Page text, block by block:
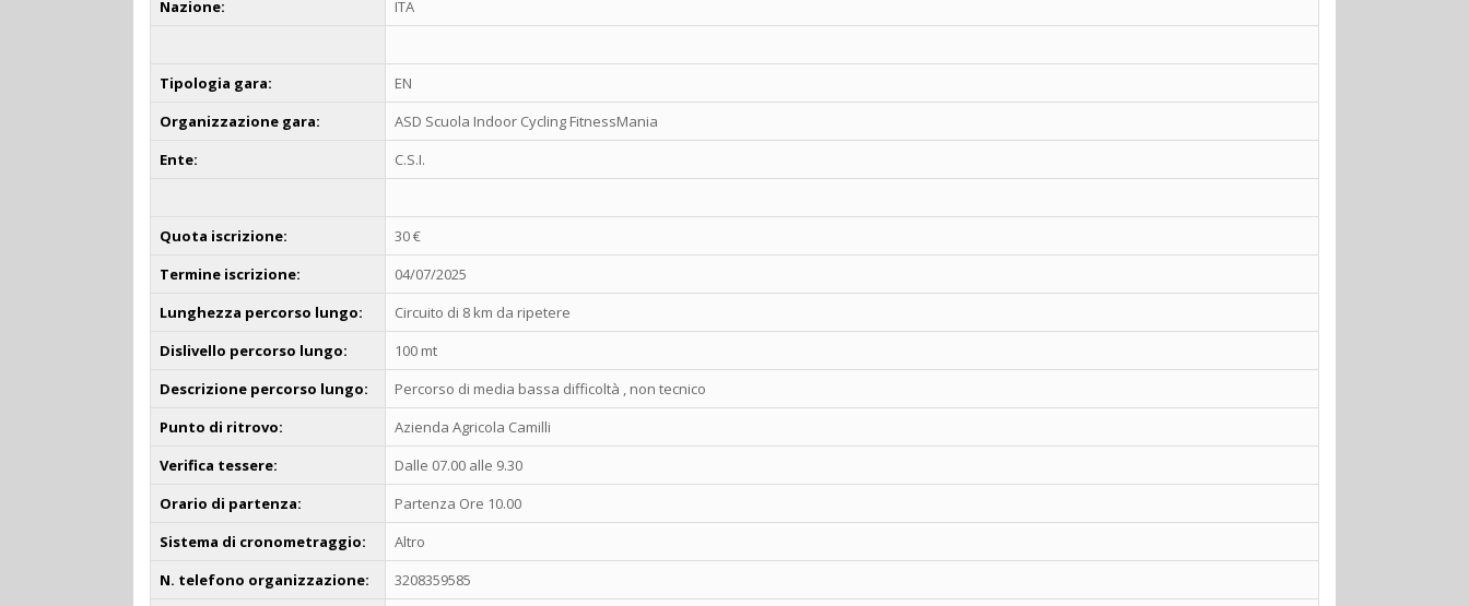
Nazione:
ITA
Tipologia gara:
EN
Organizzazione gara:
ASD Scuola Indoor Cycling FitnessMania
Ente:
C.S.I.
Quota iscrizione:
30 €
Termine iscrizione:
04/07/2025
Lunghezza percorso lungo:
Circuito di 8 km da ripetere
Dislivello percorso lungo:
100 mt
Descrizione percorso lungo:
Percorso di media bassa difficoltà , non tecnico
Punto di ritrovo:
Azienda Agricola Camilli
Verifica tessere:
Dalle 07.00 alle 9.30
Orario di partenza:
Partenza Ore 10.00
Sistema di cronometraggio:
Altro
N. telefono organizzazione:
3208359585